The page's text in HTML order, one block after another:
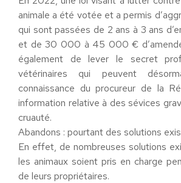
animale a été votée et a permis
qui sont passées de 2 ans à 3 ans
et de 30 000 à 45 000 €
également de lever le secret
vétérinaires qui peuvent
connaissance du procureur de la
information relative à des sévices
cruauté.
Abandons : pourtant des solutions
En effet, de nombreuses solutions
les animaux soient pris en charge
de leurs propriétaires.